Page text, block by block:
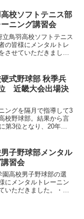
団結力を高めるを扱い
力になれる...
校ソフトテニス部
ニング講習会
立鳥羽高校ソフトテニス
の皆様にメンタルトレ
させていただきまし
信を作る方法・信じる
...
式野球部 秋季兵
近畿大会出場決
ングを隔月で指導して3
校野球部。結果から言
第3位となり、20年ぶ
琴丘 9-02回戦vs高砂
子野球部メンタル
講習会
園高校男子野球部の選
にメンタルトレーニン
いただきました。・自